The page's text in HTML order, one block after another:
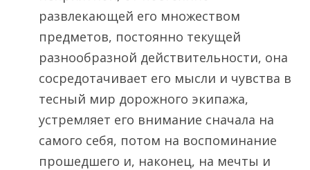
развлекающей его множеством
предметов, постоянно текущей
разнообразной действительности, она
сосредотачивает его мысли и чувства в
тесный мир дорожного экипажа,
устремляет его внимание сначала на
самого себя, потом на воспоминание
прошедшего и, наконец, на мечты и